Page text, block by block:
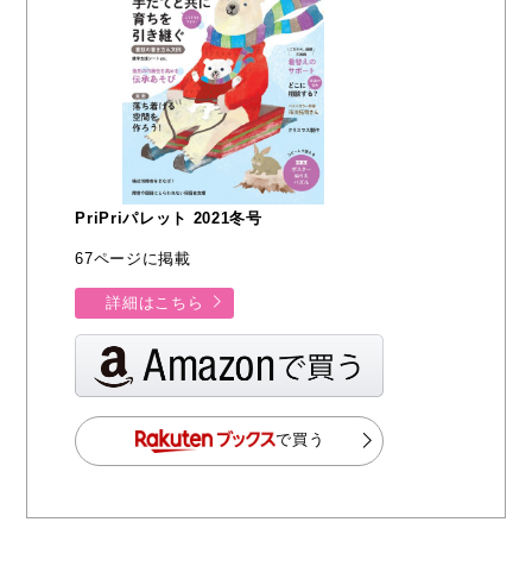
PriPriパレット 2021冬号
67ページに掲載
詳細はこちら
で買う